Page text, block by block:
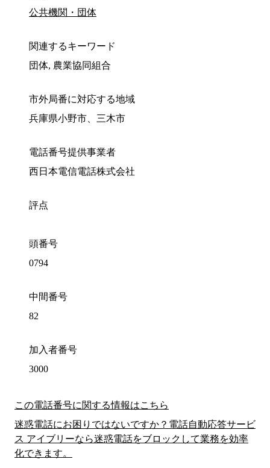
公共機関・団体
関連するキーワード
団体, 農業協同組合
市外局番に対応する地域
兵庫県小野市、三木市
電話番号提供事業者
西日本電信電話株式会社
評点
頭番号
0794
中間番号
82
加入者番号
3000
この電話番号に関する情報はこちら
迷惑電話にお困りではないですか？電話自動応答サービ
ス アイブリーなら迷惑電話をブロックして業務を効率
化できます。